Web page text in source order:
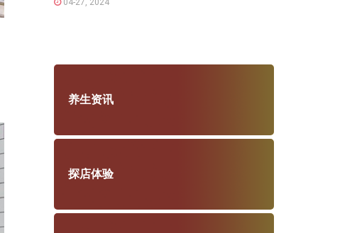
04-27, 2024
养生资讯
探店体验